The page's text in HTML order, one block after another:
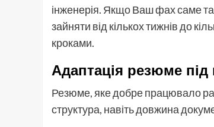
інженерія. Якщо Ваш фах саме
зайняти від кількох тижнів до
кроками.
Адаптація резюме під
Резюме, яке добре працювало
структура, навіть довжина